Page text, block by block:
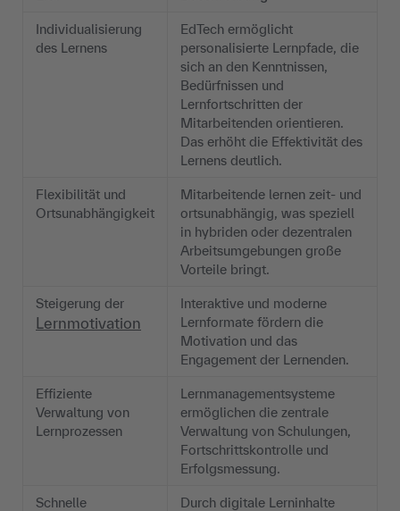
Individualisierung
des Lernens
EdTech ermöglicht
personalisierte Lernpfade, die
sich an den Kenntnissen,
Bedürfnissen und
Lernfortschritten der
Mitarbeitenden orientieren.
Das erhöht die Effektivität des
Lernens deutlich.
Flexibilität und
Ortsunabhängigkeit
Mitarbeitende lernen zeit- und
ortsunabhängig, was speziell
in hybriden oder dezentralen
Arbeitsumgebungen große
Vorteile bringt.
Steigerung der
Lernmotivation
Interaktive und moderne
Lernformate fördern die
Motivation und das
Engagement der Lernenden.
Effiziente
Verwaltung von
Lernprozessen
Lernmanagementsysteme
ermöglichen die zentrale
Verwaltung von Schulungen,
Fortschrittskontrolle und
Erfolgsmessung.
Schnelle
Durch digitale Lerninhalte